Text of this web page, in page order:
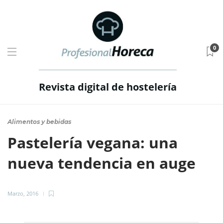
Revista digital de hostelería
0
Alimentos y bebidas
Pastelería vegana: una
nueva tendencia en auge
Marzo, 2016